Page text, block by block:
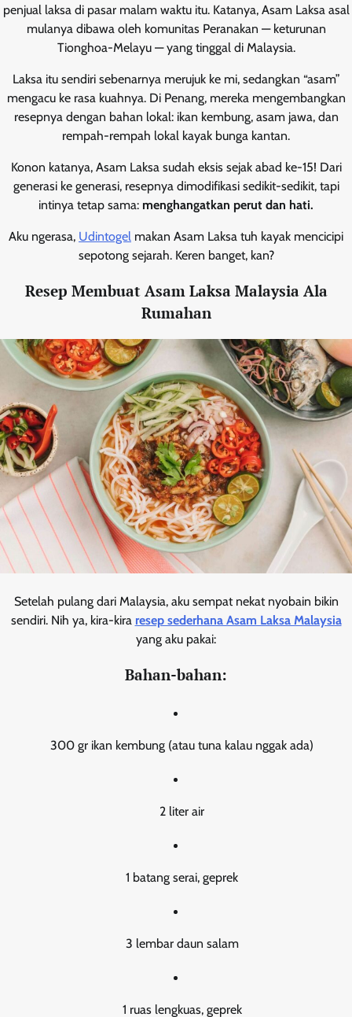
penjual laksa di pasar malam waktu itu. Katanya, Asam Laksa asal
mulanya dibawa oleh komunitas Peranakan — keturunan
Tionghoa-Melayu — yang tinggal di Malaysia.
Laksa itu sendiri sebenarnya merujuk ke mi, sedangkan “asam”
mengacu ke rasa kuahnya. Di Penang, mereka mengembangkan
resepnya dengan bahan lokal: ikan kembung, asam jawa, dan
rempah-rempah lokal kayak bunga kantan.
Konon katanya, Asam Laksa sudah eksis sejak abad ke-15! Dari
generasi ke generasi, resepnya dimodifikasi sedikit-sedikit, tapi
intinya tetap sama: menghangatkan perut dan hati.
Aku ngerasa, Udintogel makan Asam Laksa tuh kayak mencicipi
sepotong sejarah. Keren banget, kan?
Resep Membuat Asam Laksa Malaysia Ala
Rumahan
Setelah pulang dari Malaysia, aku sempat nekat nyobain bikin
sendiri. Nih ya, kira-kira resep sederhana Asam Laksa Malaysia
yang aku pakai:
Bahan-bahan:
300 gr ikan kembung (atau tuna kalau nggak ada)
2 liter air
1 batang serai, geprek
3 lembar daun salam
1 ruas lengkuas, geprek